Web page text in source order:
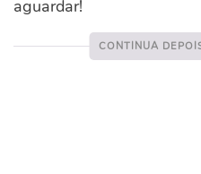
aguardar!